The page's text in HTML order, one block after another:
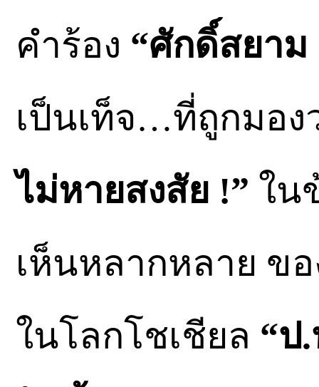
คำร้อง “ศักดิ์สยา
เป็นเท็จ…ที่ถูกมอ
ไม่หายสงสัย !” ใน
เห็นหลากหลาย ข
ในโลกโชเชียล “ป